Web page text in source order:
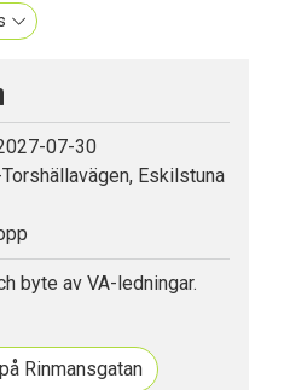
07-30
Eskilstuna
byte av VA-ledningar.
Rinmansgatan